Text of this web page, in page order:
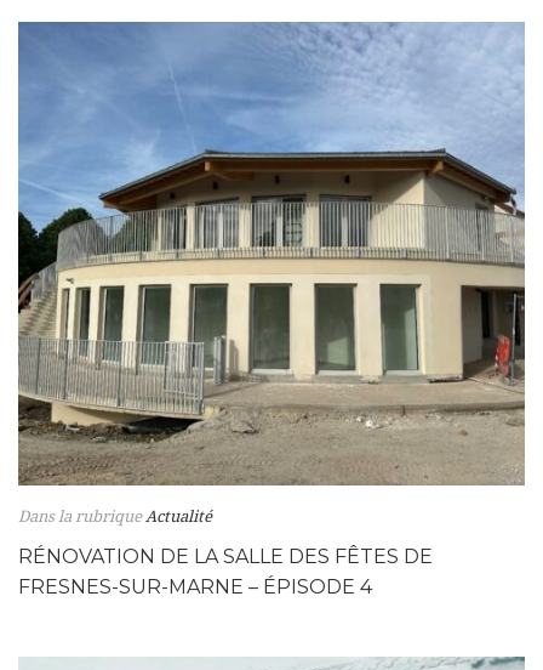
Dans la rubriqueActualité
RÉNOVATION DE LA SALLE DES FÊTES DE
FRESNES-SUR-MARNE – ÉPISODE 4